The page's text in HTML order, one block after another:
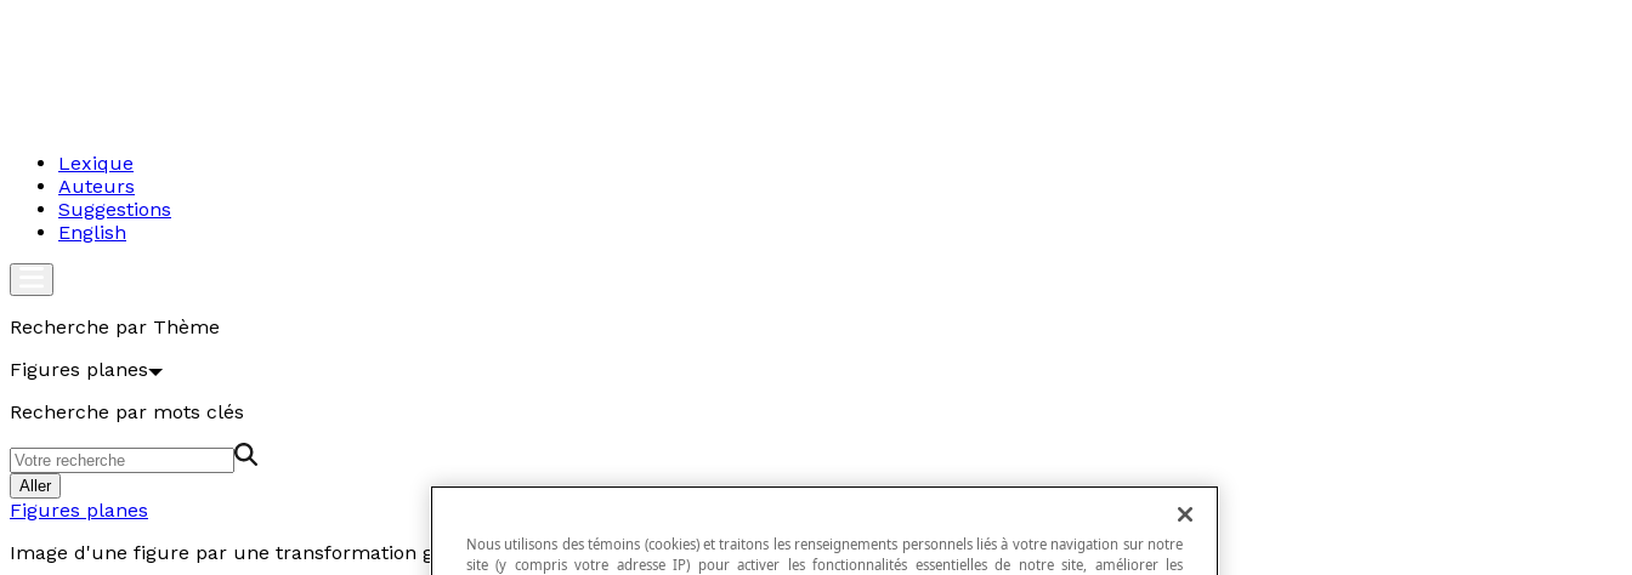
Lexique
Auteurs
Suggestions
English
Recherche par Thème
Figures planes
Recherche par mots clés
Aller
Figures planes
Image d'une figure par une transformation géométriqueNous utilisons des témoins (cookies) et traitons les renseignements personnels liés à votre navigation sur notre
site (y compris votre adresse IP) pour activer les fonctionnalités essentielles de notre site, améliorer les